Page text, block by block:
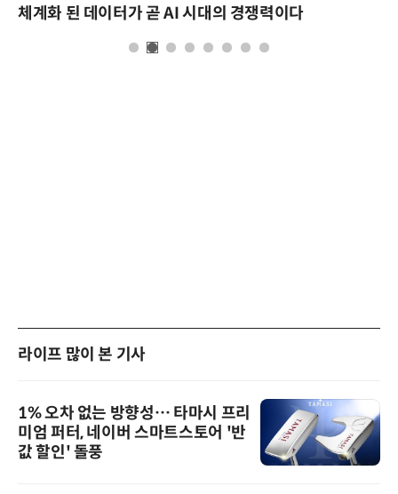
체계화 된 데이터가 곧 AI 시대의 경쟁력이다
라이프 많이 본 기사
1% 오차 없는 방향성… 타마시 프리
미엄 퍼터, 네이버 스마트스토어 '반
값 할인' 돌풍